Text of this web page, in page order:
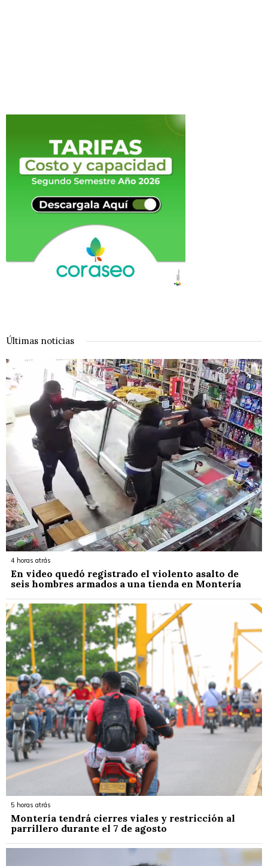
Últimas noticias
4 horas atrás
En video quedó registrado el violento asalto de
seis hombres armados a una tienda en Montería
5 horas atrás
Montería tendrá cierres viales y restricción al
parrillero durante el 7 de agosto